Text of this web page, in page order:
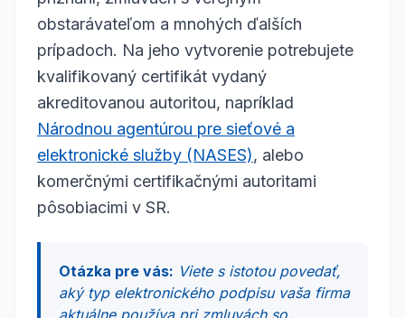
obstarávateľom a mnohých ďalších
prípadoch. Na jeho vytvorenie potrebujete
kvalifikovaný certifikát vydaný
akreditovanou autoritou, napríklad
Národnou agentúrou pre sieťové a
elektronické služby (NASES), alebo
komerčnými certifikačnými autoritami
pôsobiacimi v SR.
Otázka pre vás: Viete s istotou povedať,
aký typ elektronického podpisu vaša firma
aktuálne používa pri zmluvách so